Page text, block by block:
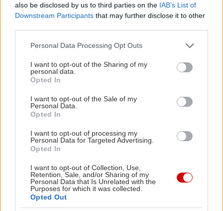
also be disclosed by us to third parties on the IAB’s List of
Downstream Participants that may further disclose it to other
Please note that this website/app uses one or more Google
not limited to your visit or usage behaviour. You may click to
grant or deny consent to Google and its third-party tags to
use your data for below specified purposes in below Google
consent section.
Personal Data Processing Opt Outs
I want to opt-out of the Sharing of my
personal data.
Opted In
I want to opt-out of the Sale of my
Personal Data.
Opted In
I want to opt-out of processing my
Personal Data for Targeted Advertising.
Opted In
I want to opt-out of Collection, Use,
Retention, Sale, and/or Sharing of my
Personal Data that Is Unrelated with the
Purposes for which it was collected.
Opted Out
θυμίζει ένα μικρό καταπράσινο καταφύγιο, με
vintage λεπτομέρειες και ανεπιτήδευτη
το πρωί μέχρι το βράδυ. Το δημοφιλές all day
spot σερβίρει brunch από Τρίτη έως Κυριακή,
προτείνοντας χορταστικά και προσιτά πιάτα που
Στις επιλογές του μενού ξεχωρίζουν τα eggs
benedict με μπέικον και αυγά ποσέ, τα scrambled
eggs με φέτα και ντοματίνια, αλλά και τα
πραλίνα και σοκολάτα γάλακτος. Για κάτι πιο
ελαφρύ και δροσερό, αξίζει να δοκιμάσεις το
bagel caprese με μοτσαρέλα και pesto ή την